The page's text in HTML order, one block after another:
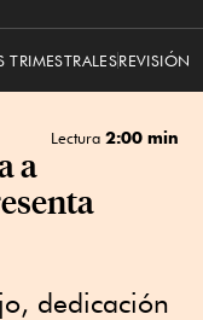
TRIMESTRALESREVISIÓN
Lectura 2:00 min
a
dedicación